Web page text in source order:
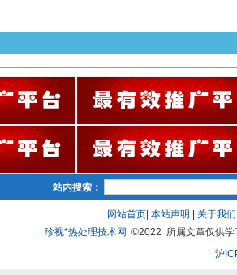
站内搜索：
网站首页| 本站声明 关于我们
珍视*热处理技术网 ©2022 所属文章仅供学
沪